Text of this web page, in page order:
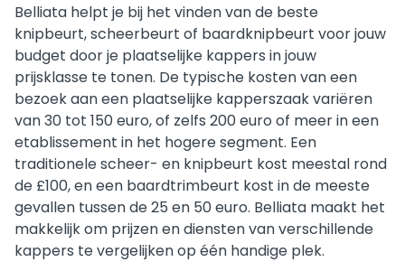
Belliata helpt je bij het vinden van de beste
knipbeurt, scheerbeurt of baardknipbeurt voor jouw
budget door je plaatselijke kappers in jouw
prijsklasse te tonen. De typische kosten van een
bezoek aan een plaatselijke kapperszaak variëren
van 30 tot 150 euro, of zelfs 200 euro of meer in een
etablissement in het hogere segment. Een
traditionele scheer- en knipbeurt kost meestal rond
de £100, en een baardtrimbeurt kost in de meeste
gevallen tussen de 25 en 50 euro. Belliata maakt het
makkelijk om prijzen en diensten van verschillende
kappers te vergelijken op één handige plek.